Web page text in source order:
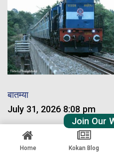
बातम्या
July 31, 2026 8:08 pm
Home Kokan Blog
Join Our